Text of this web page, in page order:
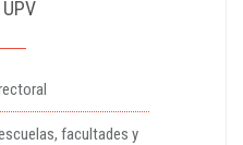
facultades y